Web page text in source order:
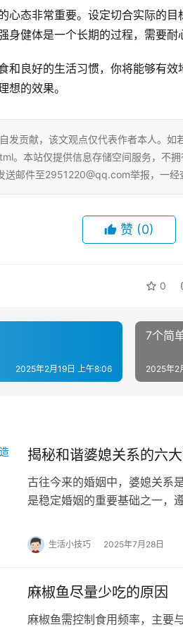
心态非常重要。设定切合实际的
健体是一个长期的过程，需要耐
和良好的生活习惯，你将能够有
想的效果。
发贡献，该文观点仅代表作者本人。如
。本站仅提供信息存储空间服务，不
邮件至2951220@qq.com举报，一经
赞 (0)
0
2025年2月19日 上午8:06
7个简
2025年2
揭秘和谐婆媳关系的六
古往今来的婚姻中，婆媳关系
是稳定婚姻的重要基础之一，
生活小技巧 2025年7月28日
麻椒鱼尽量少吃的原因
麻椒鱼需控制食用频率，主要